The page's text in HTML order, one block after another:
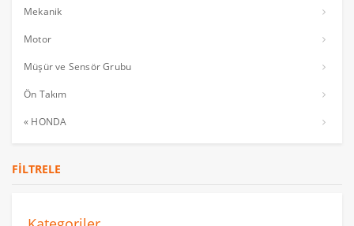
Mekanik
Motor
Müşür ve Sensör Grubu
Ön Takım
« HONDA
FILTRELE